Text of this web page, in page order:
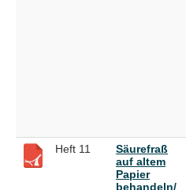
Heft 11
Säurefraß
auf altem
Papier
behandeln/